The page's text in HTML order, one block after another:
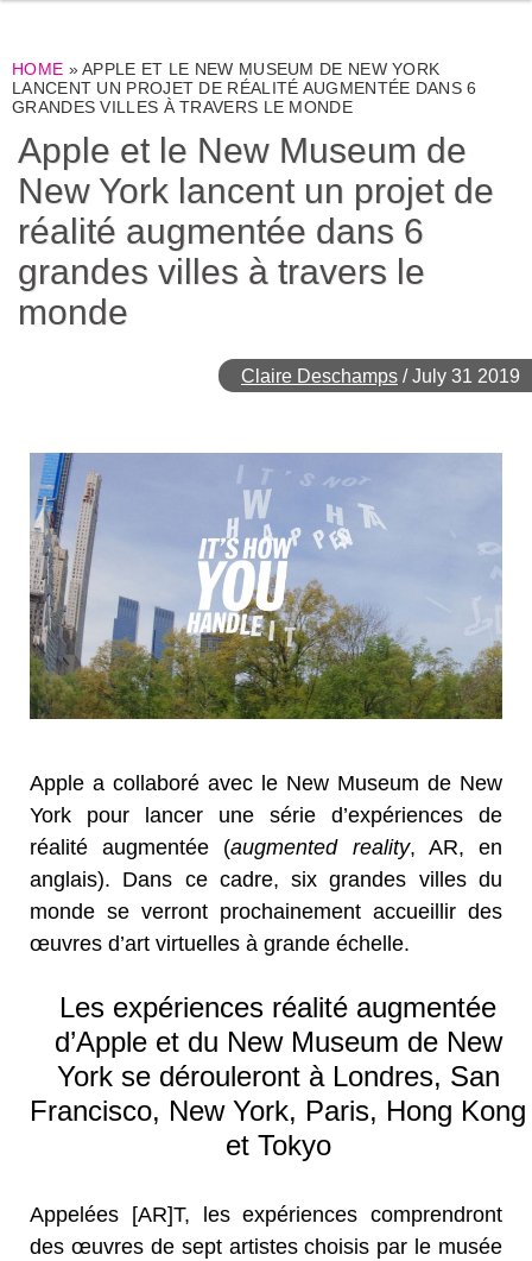
HOME »APPLE ET LE NEW MUSEUM DE NEW YORK
LANCENT UN PROJET DE RÉALITÉ AUGMENTÉE DANS 6
GRANDES VILLES À TRAVERS LE MONDE
Apple et le New Museum de
New York lancent un projet de
réalité augmentée dans 6
grandes villes à travers le
monde
Claire Deschamps /July 31 2019
Apple a collaboré avec le New Museum de New
York pour lancer une série d’expériences de
réalité augmentée (augmented reality, AR, en
anglais). Dans ce cadre, six grandes villes du
monde se verront prochainement accueillir des
œuvres d’art virtuelles à grande échelle.
Les expériences réalité augmentée
d’Apple et du New Museum de New
York se dérouleront à Londres, San
Francisco, New York, Paris, Hong Kong
et Tokyo
Appelées [AR]T, les expériences comprendront
des œuvres de sept artistes choisis par le musée